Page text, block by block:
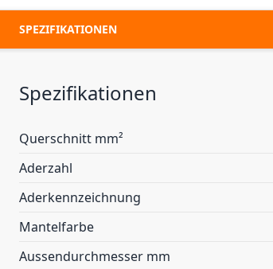
SPEZIFIKATIONEN
Spezifikationen
Querschnitt mm²
Aderzahl
Aderkennzeichnung
Mantelfarbe
Aussendurchmesser mm